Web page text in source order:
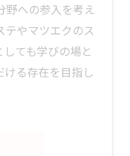
野への参入を考え
テやマツエクのス
ても学びの場と
ける存在を目指し